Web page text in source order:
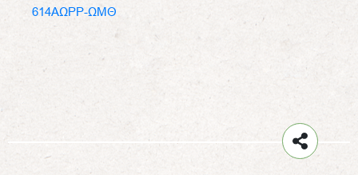
614ΑΩΡΡ-ΩΜΘ